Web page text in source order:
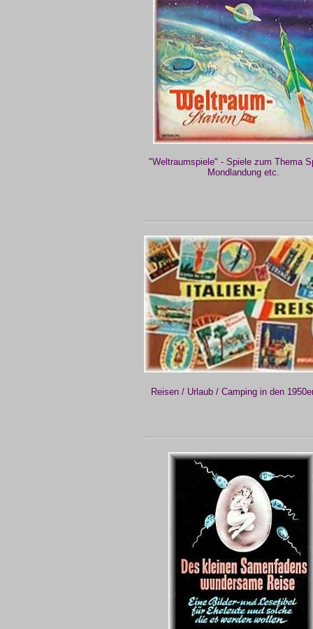
"Weltraumspiele" - Spiele zum Thema
Mondlandung etc.
Reisen / Urlaub / Camping in den